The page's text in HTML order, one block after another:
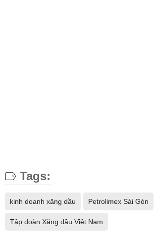
Tags:
kinh doanh xăng dầu Petrolimex Sài Gòn
Tập đoàn Xăng dầu Việt Nam